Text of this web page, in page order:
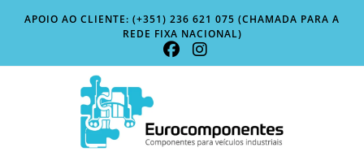
APOIO AO CLIENTE: (+351) 236 621 075 (CHAMADA PARA A
REDE FIXA NACIONAL)